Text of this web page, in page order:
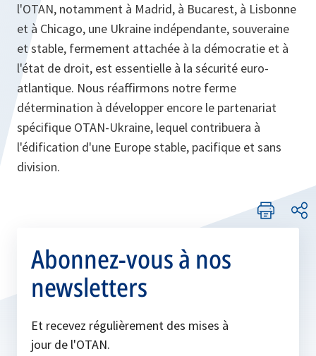
l'OTAN, notamment à Madrid, à Bucarest, à Lisbonne
et à Chicago, une Ukraine indépendante, souveraine
et stable, fermement attachée à la démocratie et à
l'état de droit, est essentielle à la sécurité euro-
atlantique. Nous réaffirmons notre ferme
détermination à développer encore le partenariat
spécifique OTAN-Ukraine, lequel contribuera à
l'édification d'une Europe stable, pacifique et sans
division.
Abonnez-vous à nos
newsletters
Et recevez régulièrement des mises à
jour de l'OTAN.